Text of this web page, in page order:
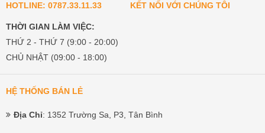
HOTLINE: 0787.33.11.33
THỜI GIAN LÀM VIỆC:
THỨ 2 - THỨ 7 (9:00 - 20:00)
CHỦ NHẬT (09:00 - 18:00)
KẾT NỐI VỚI CHÚNG TÔI
HỆ THỐNG BÁN LẺ
Địa Chỉ: 1352 Trường Sa, P3, Tân Bình